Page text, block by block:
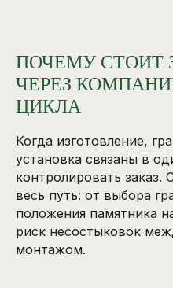
ПОЧЕМУ СТОИТ
ЧЕРЕЗ
ЦИКЛА
Когда изготовление,
установка связаны в
контролировать
весь путь: от выбора
положения памятника
риск несостыковок
монтажом.